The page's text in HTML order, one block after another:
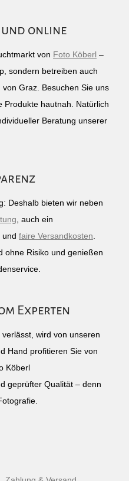
online
von Foto Köberl –
sondern betreiben auch
Graz. Besuchen Sie uns
Produkte hautnah. Natürlich
Beratung unserer
Deshalb bieten wir neben
, auch ein
und faire Versandkosten
ohne Risiko und genießen
Experten
wird von unseren
Hand profitieren Sie von
Köberl
geprüfter Qualität – denn